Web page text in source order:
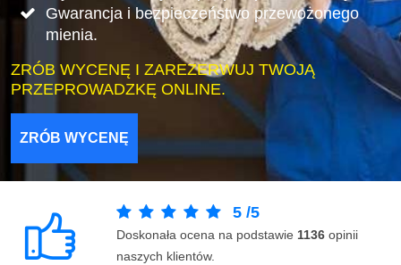
Gwarancja i bezpieczeństwo przewożonego
mienia.
ZRÓB WYCENĘ I ZAREZERWUJ TWOJĄ
PRZEPROWADZKĘ ONLINE.
ZRÓB WYCENĘ
5 /5
Doskonała ocena na podstawie 1136 opinii
naszych klientów.